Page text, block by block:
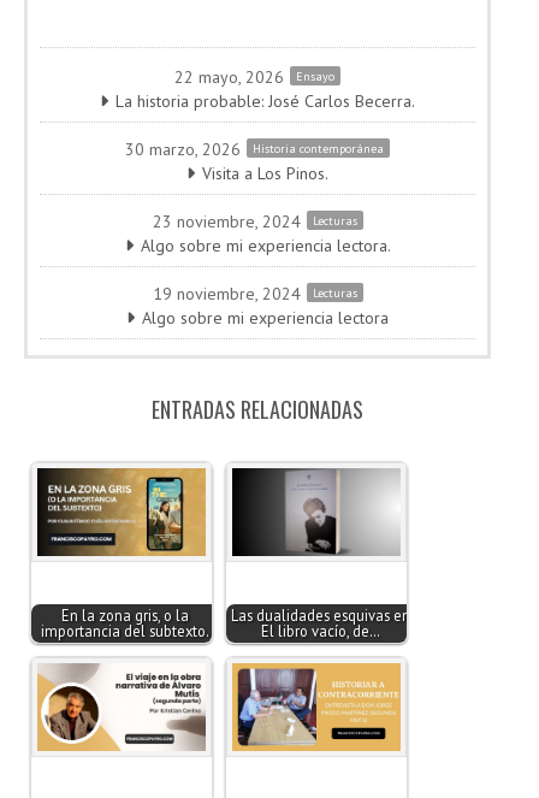
22 mayo, 2026 Ensayo
La historia probable: José Carlos Becerra.
30 marzo, 2026 Historia contemporánea
Visita a Los Pinos.
23 noviembre, 2024 Lecturas
Algo sobre mi experiencia lectora.
19 noviembre, 2024 Lecturas
Algo sobre mi experiencia lectora
ENTRADAS RELACIONADAS
En la zona gris, o la
importancia del subtexto.
Las dualidades esquivas en
El libro vacío, de…